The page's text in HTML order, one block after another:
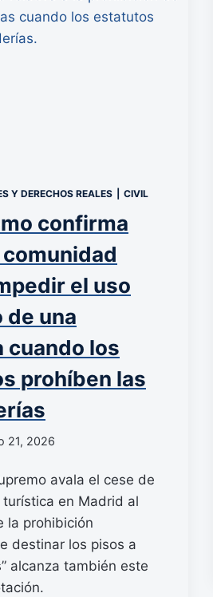
Y DERECHOS REALES CIVIL
confirma
el uso
una
cuando los
prohíben las
21, 2026
avala el cese de
en Madrid al
la prohibición
destinar los pisos a
alcanza también este